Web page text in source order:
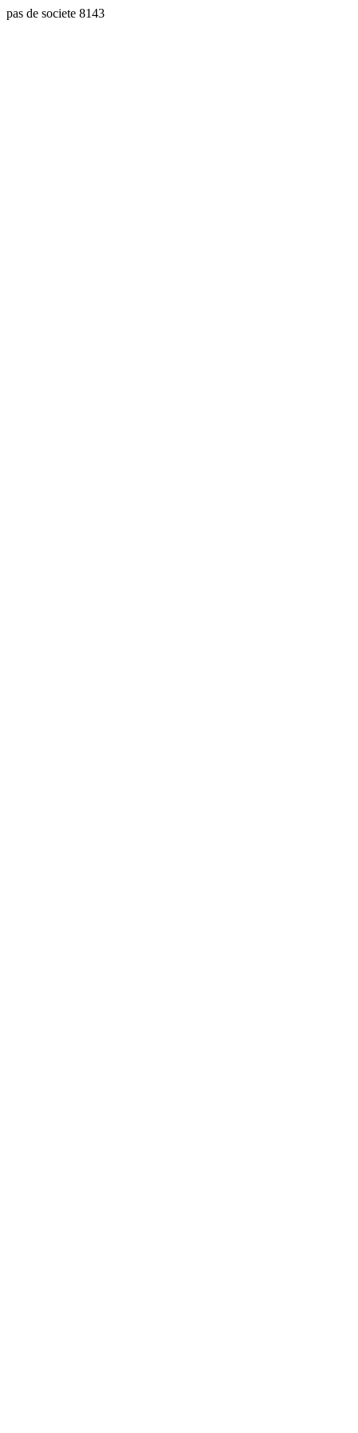
pas de societe 8143